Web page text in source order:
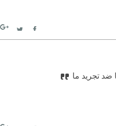
Facebook
Twitter
ضد تجريد ما